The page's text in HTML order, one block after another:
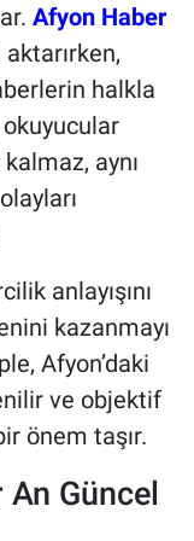
Afyon Haber
halkla
okuyucular
aynı
anlayışını
kazanmayı
Afyon’daki
ve objektif
önem taşır.
Güncel